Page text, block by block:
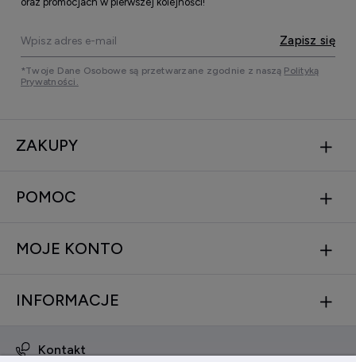
Zapisz się
*Twoje Dane Osobowe są przetwarzane zgodnie z naszą Polityką
Prywatności.
ZAKUPY
POMOC
MOJE KONTO
INFORMACJE
Kontakt